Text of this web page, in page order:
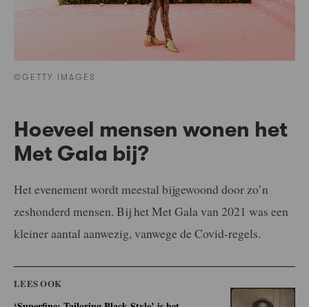
©GETTY IMAGES
Hoeveel mensen wonen het
Met Gala bij?
Het evenement wordt meestal bijgewoond door zo’n
zeshonderd mensen. Bij het Met Gala van 2021 was een
kleiner aantal aanwezig, vanwege de Covid-regels.
LEES OOK